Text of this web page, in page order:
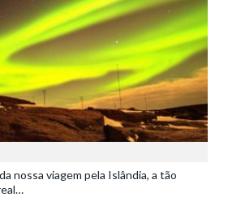
nossa viagem pela Islândia, a tão